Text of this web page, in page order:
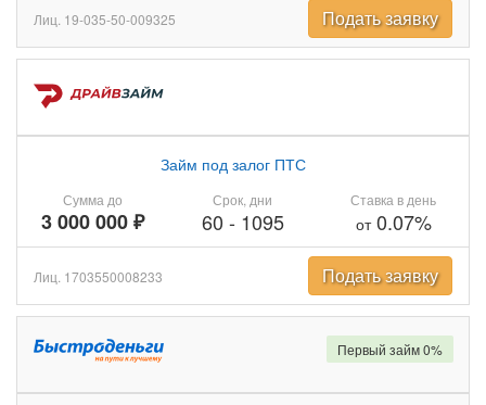
Лиц. 19-035-50-009325 Подать заявку
Сумма до
3 000 000 ₽
Займ под залог ПТС
Срок, дни
60 - 1095
Ставка в день
от0.07%
Лиц. 1703550008233 Подать заявку
Первый займ 0%